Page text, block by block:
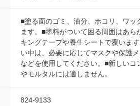
■塗る面のゴミ、油分、ホコリ、ワッ
ます。■塗料がついて困る周囲はあら
キングテープや養生シートで覆いま
い中は、必要に応じてマスクや保護
などを使用してください。■新しいコ
やモルタルには適しません。
824-9133